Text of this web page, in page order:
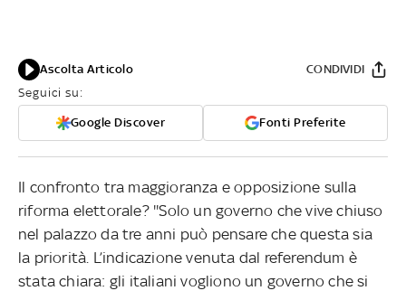
Ascolta Articolo
Seguici su:
Google Discover Fonti Preferite
CONDIVIDI
Il confronto tra maggioranza e opposizione sulla
riforma elettorale? ''Solo un governo che vive chiuso
nel palazzo da tre anni può pensare che questa sia
la priorità. L’indicazione venuta dal referendum è
stata chiara: gli italiani vogliono un governo che si